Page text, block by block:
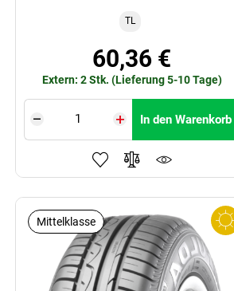
TL
60,36 €
Extern: 2 Stk. (Lieferung 5-10 Tage)
In den Warenkorb
Mittelklasse